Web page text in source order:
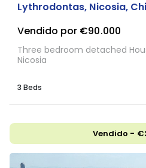
Lythrodontas, Nicosia,
Vendido por €90.000
Three bedroom detached
Nicosia
3 Beds
Vendido -